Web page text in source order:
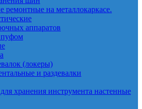
ремонтные на металлокаркасе.
аппаратов
пуфом
(локеры)
и раздевалки
хранения инструмента настенные